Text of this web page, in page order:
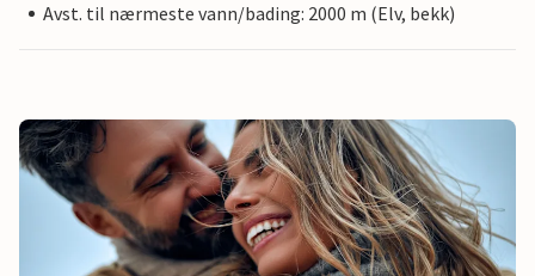
Avst. til nærmeste vann/bading: 2000 m (Elv, bekk)